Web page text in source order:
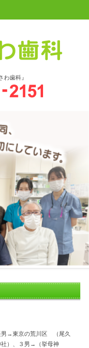
わ歯科』
男→東京の荒川区 （尾久
）、３男→（挙母神